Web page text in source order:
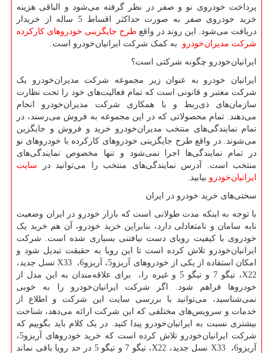
پرداخت خودروی نو و صفر در نظر گرفته می‌شود و الباقی هزینه
خرید خودروی صفر به صورت حداکثر اقساط 5 ساله از خریدار
دریافت می‌شود. این روند در واقع طرح جایگزینی خودروهای کارکرده
شرکت مدیران‌خودرو به کمک شرکت ایرانیان‌خودرو است.
ایرانیان‌خودرو چگونه شرکتی است؟
ایرانیان خودرو به عنوان زیر مجموعه شرکت مدیران‌خودرو یک
شرکت معتبر و قانونی است که تمام فعالیت‌های خود را تحت نظارت
سازمان‌های ذی‌ربط و با همکاری شرکت مدیران‌خودرو انجام
می‌دهند. تمام محصولاتی که در این مجموعه به فروش می‌رسند، در
تمام نمایندگی‌های منتخب مدیران‌خودرو خرید و فروش و جایگزین
می‌شوند. در واقع طرح جایگزینی خودروهای کارکرده با خودروهای نو
در تمام نمایندگی‌ها اجرا نمی‌شود و تنها مخصوص نمایندگی‌های
منتخب است. آدرس نمایندگی‌های منتخب را می‌توانید در سایت
ایرانیان‌خودرو بیابید.
سختی‌های خرید خودرو در ایران
با توجه به اینکه مدت طولانی است که بازار خودرو در ایران وضعیت
نابه سامان و نامتعادلی دارد، بنابراین خرید خودرو، آن هم خرید یک
خودروی با کیفیت‌ رویای دست نیافتنی بسیاری شده است. شرکت
ایرانیان‌خودرو تلاش کرده است تا این رویا به حقیقت تبدیل شود و
امکان استفاده از یکی از خودروهای آریزو5، آریزو6،
X33 نسل جدید،
X22
، تیگو 7 و تیگو 5 و غیره را، برای علاقه‌‌مندان به این مدل از
خودروها فراهم شود. اگر شرکت ایرانیان‌خودرو را به خوبی
نمی‌شناسید، می‌توانید با بررسی سایت این شرکت و اطلاع از
خدمات و سرویس‌های مختلفی که این شرکت ارائه می‌دهد، شناخت
بیشتری نسبت به ایرانیان‌خودرو پیدا کنید. در یک کلام باید بگوییم که
شرکت ایرانیان‌خودرو تلاش کرده است که خرید خودروهای آریزو5،
آریزو6،
X33 نسل جدید، X22
، تیگو 7 و تیگو 5 در حد رویا باقی نماند